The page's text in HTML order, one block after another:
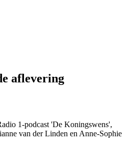
aflevering
1-podcast 'De Koningswens',
van der Linden en Anne-Sophie